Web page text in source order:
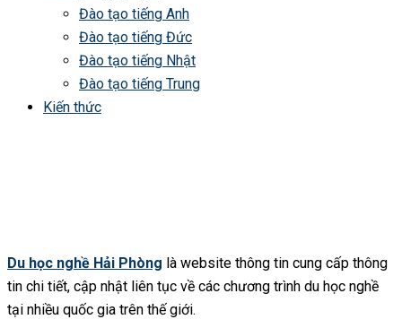
Đào tạo tiếng Anh
Đào tạo tiếng Đức
Đào tạo tiếng Nhật
Đào tạo tiếng Trung
Kiến thức
Du học nghề Hải Phòng là website thông tin cung cấp thông
tin chi tiết, cập nhật liên tục về các chương trình du học nghề
tại nhiều quốc gia trên thế giới.